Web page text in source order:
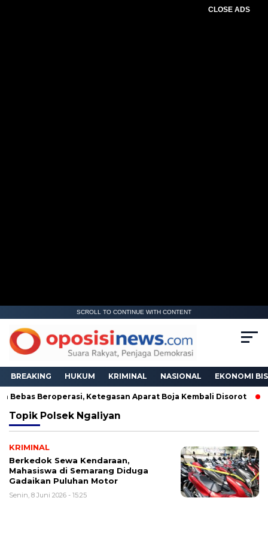
CLOSE ADS
SCROLL TO CONTINUE WITH CONTENT
BREAKING HUKUM KRIMINAL NASIONAL EKONOMI
Bebas Beroperasi, Ketegasan Aparat Boja Kembali Disorot
Topik Polsek Ngaliyan
KRIMINAL
Berkedok Sewa Kendaraan,
Mahasiswa di Semarang Diduga
Gadaikan Puluhan Motor
Senin, 8 Juni 2026 - 15:25